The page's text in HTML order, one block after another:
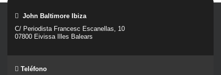
John Baltimore Ibiza
C/ Periodista Francesc Escanellas, 10
07800 Eivissa Illes Balears
Teléfono